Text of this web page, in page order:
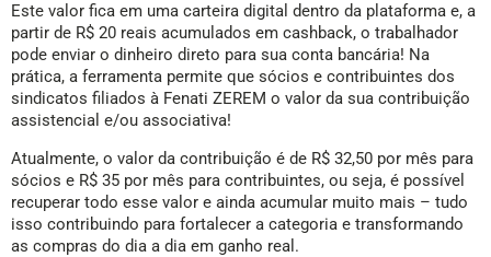
Este valor fica em uma carteira digital dentro da plataforma e, a
partir de R$ 20 reais acumulados em cashback, o trabalhador
pode enviar o dinheiro direto para sua conta bancária! Na
prática, a ferramenta permite que sócios e contribuintes dos
sindicatos filiados à Fenati ZEREM o valor da sua contribuição
assistencial e/ou associativa!
Atualmente, o valor da contribuição é de R$ 32,50 por mês para
sócios e R$ 35 por mês para contribuintes, ou seja, é possível
recuperar todo esse valor e ainda acumular muito mais – tudo
isso contribuindo para fortalecer a categoria e transformando
as compras do dia a dia em ganho real.